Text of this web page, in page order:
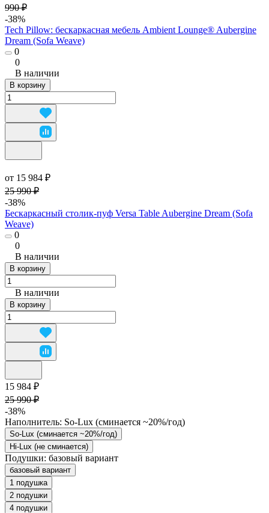
990 ₽
-38%
Tech Pillow: бескаркасная мебель Ambient Lounge® Aubergine
Dream (Sofa Weave)
0
0
В наличии
В корзину
от 15 984 ₽
25 990 ₽
-38%
Бескаркасный столик-пуф Versa Table Aubergine Dream (Sofa
Weave)
0
0
В наличии
В корзину
В наличии
В корзину
15 984 ₽
25 990 ₽
-38%
Наполнитель: So-Lux (cминается ~20%/год)
So-Lux (cминается ~20%/год)
Hi-Lux (не сминается)
Подушки: базовый вариант
базовый вариант
1 подушка
2 подушки
4 подушки